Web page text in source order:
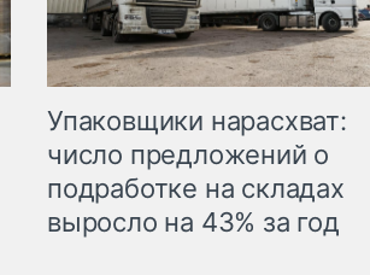
Упаковщики нарасхват:
число предложений о
подработке на складах
выросло на 43% за год